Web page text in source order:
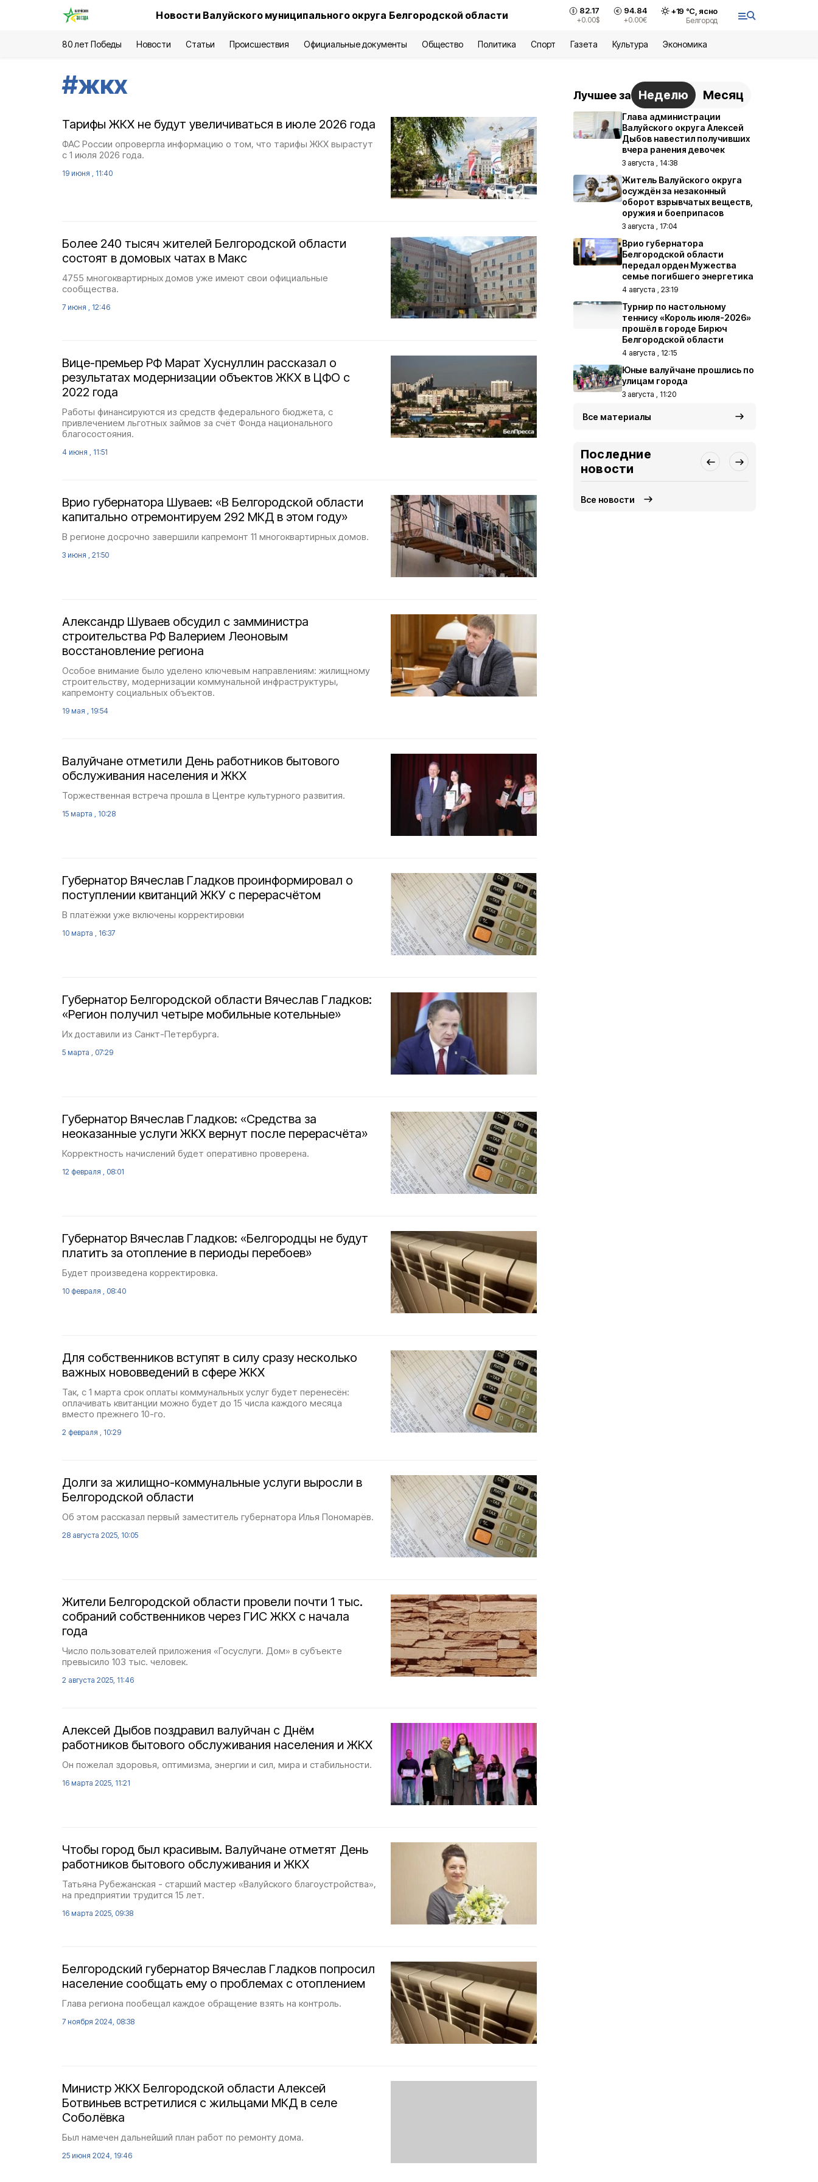
Новости Валуйского муниципального округа Белгородской области 82.17
+0.00$
94.84
+0.00€
+19 °С, ясно
Белгород
80 лет Победы Новости Статьи Происшествия Официальные документы Общество Политика Спорт Газета Культура Экономика
#жкх
Тарифы ЖКХ не будут увеличиваться в июле 2026 года
ФАС России опровергла информацию о том, что тарифы ЖКХ вырастут
с 1 июля 2026 года.
19 июня , 11:40
Более 240 тысяч жителей Белгородской области
состоят в домовых чатах в Макс
4755 многоквартирных домов уже имеют свои официальные
сообщества.
7 июня , 12:46
Вице-премьер РФ Марат Хуснуллин рассказал о
результатах модернизации объектов ЖКХ в ЦФО с
2022 года
Работы финансируются из средств федерального бюджета, с
привлечением льготных займов за счёт Фонда национального
благосостояния.
4 июня , 11:51
Врио губернатора Шуваев: «В Белгородской области
капитально отремонтируем 292 МКД в этом году»
В регионе досрочно завершили капремонт 11 многоквартирных домов.
3 июня , 21:50
Александр Шуваев обсудил с замминистра
строительства РФ Валерием Леоновым
восстановление региона
Особое внимание было уделено ключевым направлениям: жилищному
строительству, модернизации коммунальной инфраструктуры,
капремонту социальных объектов.
19 мая , 19:54
Валуйчане отметили День работников бытового
обслуживания населения и ЖКХ
Торжественная встреча прошла в Центре культурного развития.
15 марта , 10:28
Губернатор Вячеслав Гладков проинформировал о
поступлении квитанций ЖКУ с перерасчётом
В платёжки уже включены корректировки
10 марта , 16:37
Губернатор Белгородской области Вячеслав Гладков:
«Регион получил четыре мобильные котельные»
Их доставили из Санкт-Петербурга.
5 марта , 07:29
Губернатор Вячеслав Гладков: «Средства за
неоказанные услуги ЖКХ вернут после перерасчёта»
Корректность начислений будет оперативно проверена.
12 февраля , 08:01
Губернатор Вячеслав Гладков: «Белгородцы не будут
платить за отопление в периоды перебоев»
Будет произведена корректировка.
10 февраля , 08:40
Для собственников вступят в силу сразу несколько
важных нововведений в сфере ЖКХ
Так, с 1 марта срок оплаты коммунальных услуг будет перенесён:
оплачивать квитанции можно будет до 15 числа каждого месяца
вместо прежнего 10-го.
2 февраля , 10:29
Долги за жилищно-коммунальные услуги выросли в
Белгородской области
Об этом рассказал первый заместитель губернатора Илья Пономарёв.
28 августа 2025, 10:05
Жители Белгородской области провели почти 1 тыс.
собраний собственников через ГИС ЖКХ с начала
года
Число пользователей приложения «Госуслуги. Дом» в субъекте
превысило 103 тыс. человек.
2 августа 2025, 11:46
Алексей Дыбов поздравил валуйчан с Днём
работников бытового обслуживания населения и ЖКХ
Он пожелал здоровья, оптимизма, энергии и сил, мира и стабильности.
16 марта 2025, 11:21
Чтобы город был красивым. Валуйчане отметят День
работников бытового обслуживания и ЖКХ
Татьяна Рубежанская - старший мастер «Валуйского благоустройства»,
на предприятии трудится 15 лет.
16 марта 2025, 09:38
Белгородский губернатор Вячеслав Гладков попросил
население сообщать ему о проблемах с отоплением
Глава региона пообещал каждое обращение взять на контроль.
7 ноября 2024, 08:38
Министр ЖКХ Белгородской области Алексей
Ботвиньев встретилися с жильцами МКД в селе
Соболёвка
Был намечен дальнейший план работ по ремонту дома.
25 июня 2024, 19:46
Лучшее за Неделю Месяц
Глава администрации
Валуйского округа Алексей
Дыбов навестил получивших
вчера ранения девочек
3 августа , 14:38
Житель Валуйского округа
осуждён за незаконный
оборот взрывчатых веществ,
оружия и боеприпасов
3 августа , 17:04
Врио губернатора
Белгородской области
передал орден Мужества
семье погибшего энергетика
4 августа , 23:19
Турнир по настольному
теннису «Король июля-2026»
прошёл в городе Бирюч
Белгородской области
4 августа , 12:15
Юные валуйчане прошлись по
улицам города
3 августа , 11:20
Все материалы
Последние
новости
Все новости